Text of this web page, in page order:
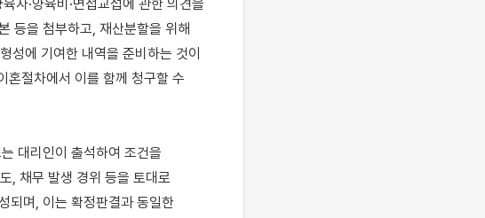
자·양육비·면접교섭에 관한 의견을
등을 첨부하고, 재산분할을 위해
성에 기여한 내역을 준비하는 것이
혼절차에서 이를 함께 청구할 수
대리인이 출석하여 조건을
, 채무 발생 경위 등을 토대로
되며, 이는 확정판결과 동일한